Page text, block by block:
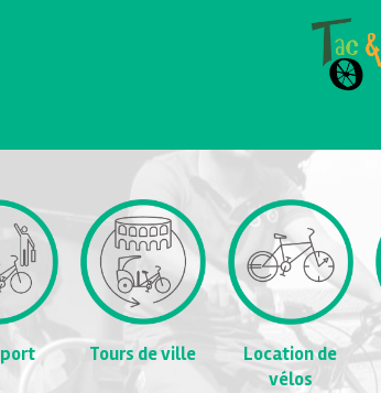
Tours de ville
Location de
vélos